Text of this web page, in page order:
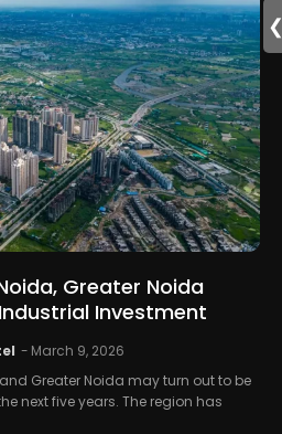
Greater Noida
Investment
- March 9, 2026
Greater Noida may turn out to be
next five years. The region has